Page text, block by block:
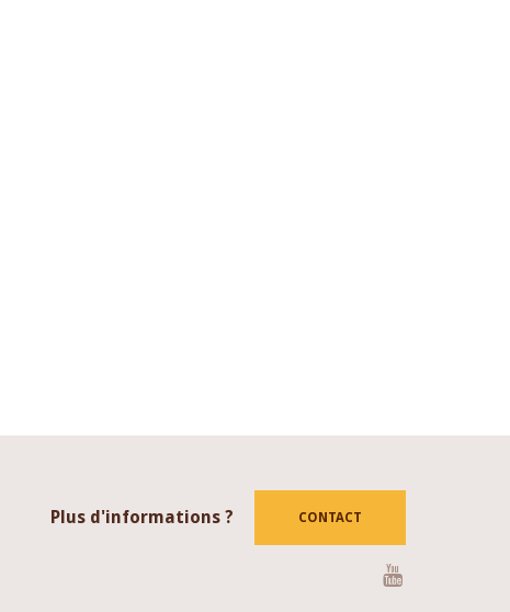
Plus d'informations ? CONTACT